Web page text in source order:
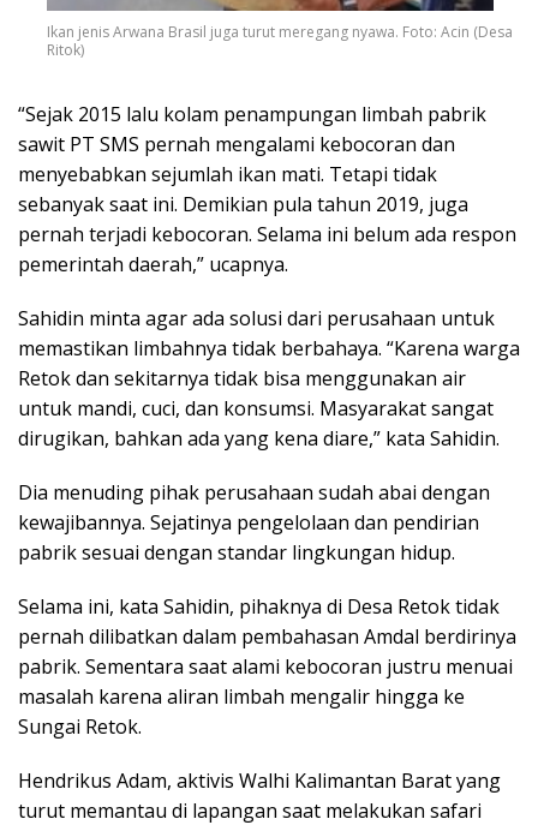
Ikan jenis Arwana Brasil juga turut meregang nyawa. Foto: Acin (Desa
Ritok)
“Sejak 2015 lalu kolam penampungan limbah pabrik
sawit PT SMS pernah mengalami kebocoran dan
menyebabkan sejumlah ikan mati. Tetapi tidak
sebanyak saat ini. Demikian pula tahun 2019, juga
pernah terjadi kebocoran. Selama ini belum ada respon
pemerintah daerah,” ucapnya.
Sahidin minta agar ada solusi dari perusahaan untuk
memastikan limbahnya tidak berbahaya. “Karena warga
Retok dan sekitarnya tidak bisa menggunakan air
untuk mandi, cuci, dan konsumsi. Masyarakat sangat
dirugikan, bahkan ada yang kena diare,” kata Sahidin.
Dia menuding pihak perusahaan sudah abai dengan
kewajibannya. Sejatinya pengelolaan dan pendirian
pabrik sesuai dengan standar lingkungan hidup.
Selama ini, kata Sahidin, pihaknya di Desa Retok tidak
pernah dilibatkan dalam pembahasan Amdal berdirinya
pabrik. Sementara saat alami kebocoran justru menuai
masalah karena aliran limbah mengalir hingga ke
Sungai Retok.
Hendrikus Adam, aktivis Walhi Kalimantan Barat yang
turut memantau di lapangan saat melakukan safari